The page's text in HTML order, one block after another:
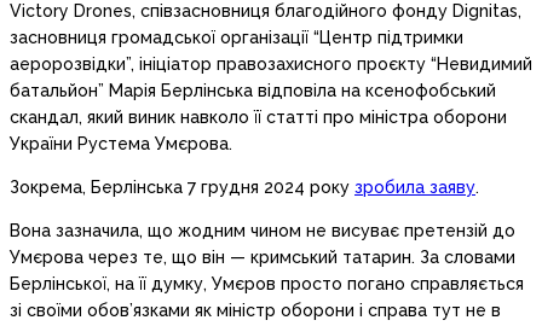
Victory Drones, співзасновниця благодійного фонду Dignitas,
засновниця громадської організації “Центр підтримки
аеророзвідки”, ініціатор правозахисного проєкту “Невидимий
батальйон” Марія Берлінська відповіла на ксенофобський
скандал, який виник навколо її статті про міністра оборони
України Рустема Умєрова.
Зокрема, Берлінська 7 грудня 2024 року зробила заяву.
Вона зазначила, що жодним чином не висуває претензій до
Умєрова через те, що він — кримський татарин. За словами
Берлінської, на її думку, Умєров просто погано справляється
зі своїми обов’язками як міністр оборони і справа тут не в